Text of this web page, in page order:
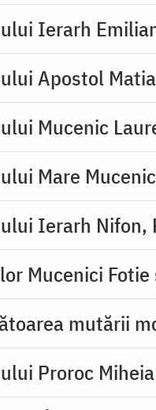
Ierarh
Apostol Matia
Mucenic
Mare
Ierarh
Mucenici
mutării
Proroc Miheia